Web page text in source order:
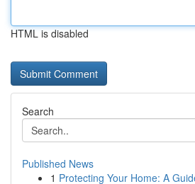
HTML is disabled
Search
Published News
1 Protecting Your Home: A